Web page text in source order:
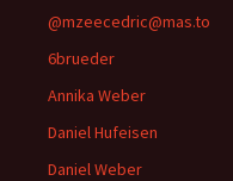
@mzeecedric@mas.to
6brueder
Annika Weber
Daniel Hufeisen
Daniel Weber